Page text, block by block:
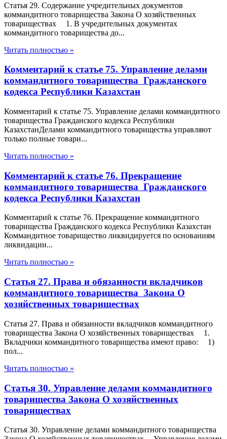
Статья 29. Содержание учредительных документов
коммандитного товарищества Закона О хозяйственных
товариществах 1. В учредительных документах
коммандитного товарищества до...
Читать полностью »
Комментарий к статье 75. Управление делами
коммандитного товарищества Гражданского
кодекса Республики Казахстан
Комментарий к статье 75. Управление делами коммандитного
товарищества Гражданского кодекса Республики
КазахстанДелами коммандитного товарищества управляют
только полные товари...
Читать полностью »
Комментарий к статье 76. Прекращение
коммандитного товарищества Гражданского
кодекса Республики Казахстан
Комментарий к статье 76. Прекращение коммандитного
товарищества Гражданского кодекса Республики Казахстан
Коммандитное товарищество ликвидируется по основаниям
ликвидации...
Читать полностью »
Статья 27. Права и обязанности вкладчиков
коммандитного товарищества Закона О
хозяйственных товариществах
Статья 27. Права и обязанности вкладчиков коммандитного
товарищества Закона О хозяйственных товариществах 1.
Вкладчики коммандитного товарищества имеют право: 1)
пол...
Читать полностью »
Статья 30. Управление делами коммандитного
товарищества Закона О хозяйственных
товариществах
Статья 30. Управление делами коммандитного товарищества